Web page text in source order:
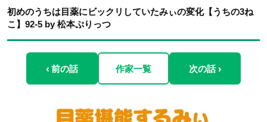
初めのうちは目薬にビックリしていたみぃの変化【うちの3ね
こ】92-5 by 松本ぷりっつ
‹ 前の話 作家一覧 次の話 ›